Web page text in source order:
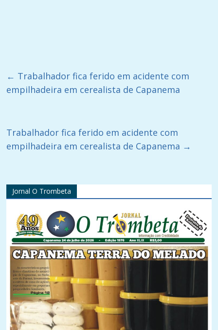
← Trabalhador fica ferido em acidente com
empilhadeira em cerealista de Capanema
Trabalhador fica ferido em acidente com
empilhadeira em cerealista de Capanema →
Jornal O Trombeta